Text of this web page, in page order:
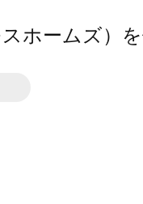
ホームズ）